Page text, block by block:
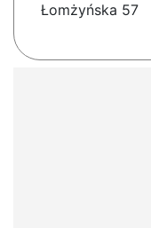
Łomżyńska 57